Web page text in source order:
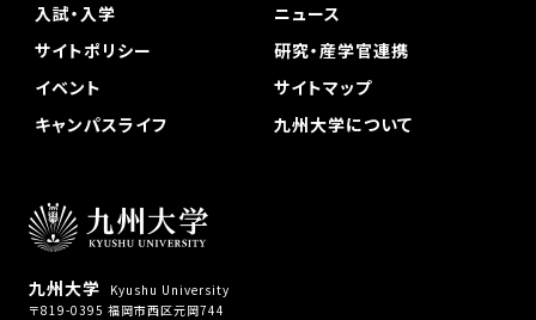
九州大学
Kyushu University
〒819-0395 福岡市西区元岡744
入試・入学
ニュース
サイトポリシー
研究・産学官連携
イベント
サイトマップ
キャンパスライフ
九州大学について